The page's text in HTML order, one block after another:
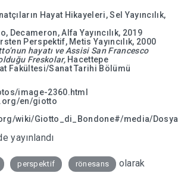
Hayat Hikayeleri, Sel Yayıncılık,
Decameron, Alfa Yayıncılık, 2019
Perspektif, Metis Yayıncılık, 2000
hayatı ve Assisi San Francesco
Freskolar,Hacettepe
Fakültesi/Sanat Tarihi Bölümü
image-2360.html
en/giotto
wiki/Giotto_di_Bondone#/media/
yayınlandı
perspektif rönesans
olarak